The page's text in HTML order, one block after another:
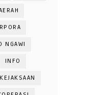
NGAWI
INFO
KEJAKSAAN